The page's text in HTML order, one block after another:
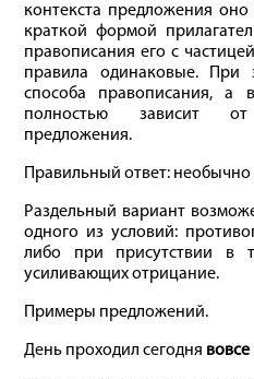
контекста предложения
краткой формой
правописания его с
правила одинаковые.
способа правописания, а
полностью зависит
предложения.
Правильный ответ:
Раздельный вариант
одного из условий:
либо при присутствии в
усиливающих отрицание.
Примеры предложений.
День проходил сегодня вовсе